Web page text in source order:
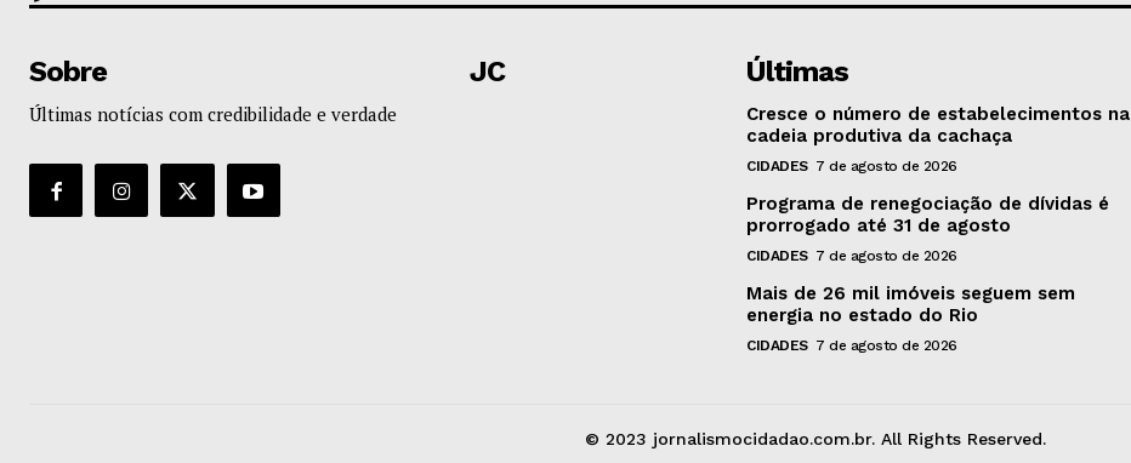
Sobre
Últimas notícias com credibilidade e verdade
JC Últimas
Cresce o número de estabelecimentos na
cadeia produtiva da cachaça
CIDADES 7 de agosto de 2026
Programa de renegociação de dívidas é
prorrogado até 31 de agosto
CIDADES 7 de agosto de 2026
Mais de 26 mil imóveis seguem sem
energia no estado do Rio
CIDADES 7 de agosto de 2026
© 2023 jornalismocidadao.com.br. All Rights Reserved.